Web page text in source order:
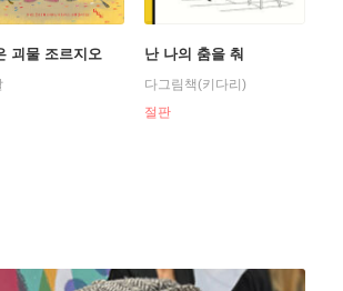
괴물 조르지오 난 나의 춤을 춰
다그림책(키다리)
절판